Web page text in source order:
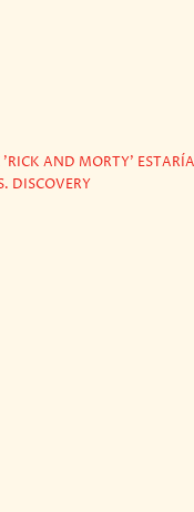
'RICK AND MORTY'
DISCOVERY